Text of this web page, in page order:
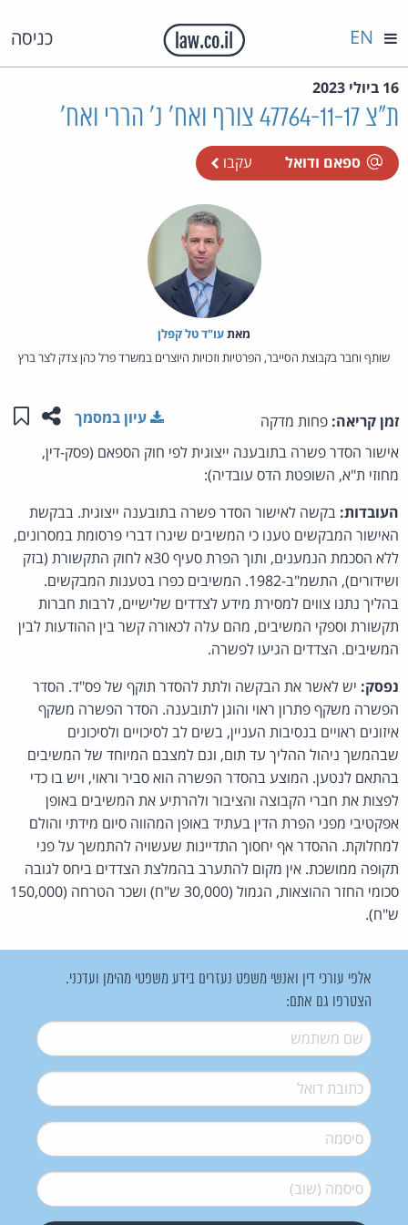
כניסה EN
16 ביולי 2023
ת"צ 47764-11-17 צורף ואח' נ' הררי ואח'
ספאם ודואל עקבו
מאת‏עו"ד טל קפלן
שותף וחבר בקבוצת הסייבר, הפרטיות וזכויות היוצרים במשרד פרל כהן צדק לצר ברץ
זמן קריאה: פחות מדקה שתפו
עיון במסמך
אישור הסדר פשרה בתובענה ייצוגית לפי חוק הספאם (פסק-דין,
מחוזי ת"א, השופטת הדס עובדיה):
העובדות: בקשה לאישור הסדר פשרה בתובענה ייצוגית. בבקשת
האישור המבקשים טענו כי המשיבים שיגרו דברי פרסומת במסרונים,
ללא הסכמת הנמענים, ותוך הפרת סעיף 30א לחוק התקשורת (בזק
ושידורים), התשמ"ב-1982. המשיבים כפרו בטענות המבקשים.
בהליך נתנו צווים למסירת מידע לצדדים שלישיים, לרבות חברות
תקשורת וספקי המשיבים, מהם עלה לכאורה קשר בין ההודעות לבין
המשיבים. הצדדים הגיעו לפשרה.
נפסק: יש לאשר את הבקשה ולתת להסדר תוקף של פס"ד. הסדר
הפשרה משקף פתרון ראוי והוגן לתובענה. הסדר הפשרה משקף
איזונים ראויים בנסיבות העניין, בשים לב לסיכויים ולסיכונים
שבהמשך ניהול ההליך עד תום, וגם למצבם המיוחד של המשיבים
בהתאם לנטען. המוצע בהסדר הפשרה הוא סביר וראוי, ויש בו כדי
לפצות את חברי הקבוצה והציבור ולהרתיע את המשיבים באופן
אפקטיבי מפני הפרת הדין בעתיד באופן המהווה סיום מידתי והולם
למחלוקת. ההסדר אף יחסוך התדיינות שעשויה להתמשך על פני
תקופה ממושכת. אין מקום להתערב בהמלצת הצדדים ביחס לגובה
סכומי החזר ההוצאות, הגמול (30,000 ש"ח) ושכר הטרחה (150,000
ש"ח).
אלפי עורכי דין ואנשי משפט נעזרים בידע משפטי מהימן ועדכני.
הצטרפו גם אתם:
שם משתמש*
דואל*
סיסמה*
סיסמה (שוב)*